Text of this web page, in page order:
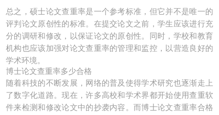
总之，硕士论文查重率是一个参考标准，但它并不是唯一的
评判论文原创性的标准。在提交论文之前，学生应该进行充
分的调研和修改，以保证论文的原创性。同时，学校和教育
机构也应该加强对论文查重率的管理和监控，以营造良好的
学术环境。
博士论文查重率多少合格
随着科技的不断发展，网络的普及使得学术研究也逐渐走上
了数字化道路。现在，许多高校和学术界都开始使用查重软
件来检测和修改论文中的抄袭内容。而博士论文查重率合格